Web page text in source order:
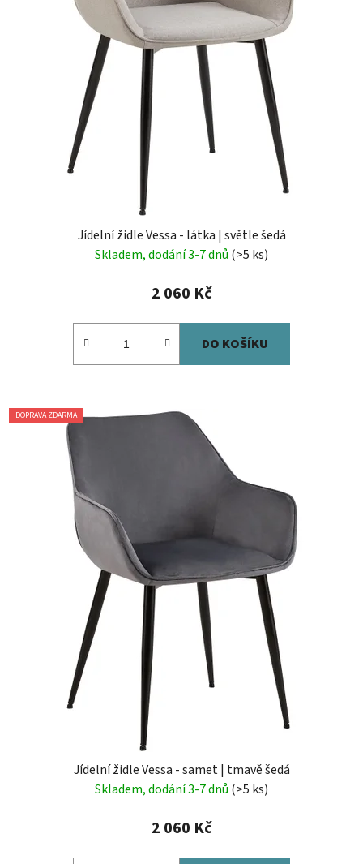
Jídelní židle Vessa - látka | světle šedá
Skladem, dodání 3-7 dnů (>5 ks)
2 060 Kč
DO KOŠÍKU
DOPRAVA ZDARMA
Jídelní židle Vessa - samet | tmavě šedá
Skladem, dodání 3-7 dnů (>5 ks)
2 060 Kč